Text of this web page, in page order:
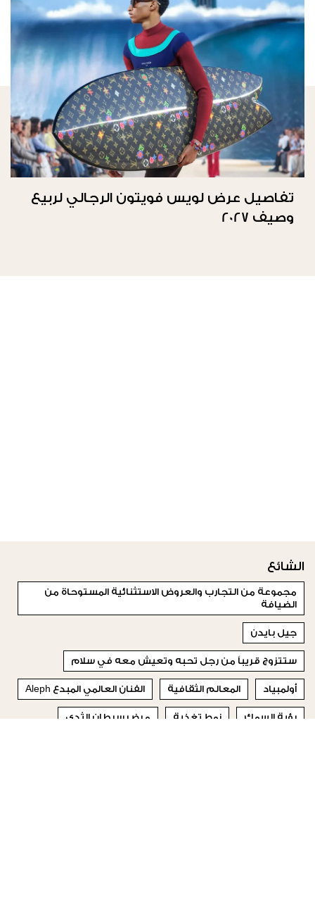
تفاصيل عرض لويس فويتون الرجالي لربيع
وصيف 2027
الشائع
مجموعة من التجارب والعروض الاستثنائية المستوحاة من
الضيافة
جيل بايدن
ستتزوج قريباً من رجل تحبه وتعيش معه في سلام
أولمبياد المعالم الثقافية الفنان العالمي المبدع Aleph
رؤية السمك نمط تغذية مرض سرطان الثدي